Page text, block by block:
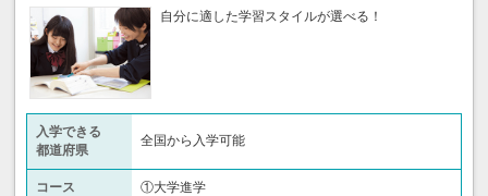
自分に適した学習スタイルが選べる！
入学できる
都道府県
全国から入学可能
コース
①大学進学